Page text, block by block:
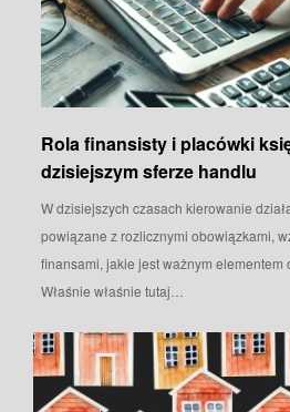
Rola finansisty i placówki
dzisiejszym sferze handlu
W dzisiejszych czasach kierowanie
powiązane z rozlicznymi obowiązkami,
finansami, jakie jest ważnym elementem
Właśnie właśnie tutaj…